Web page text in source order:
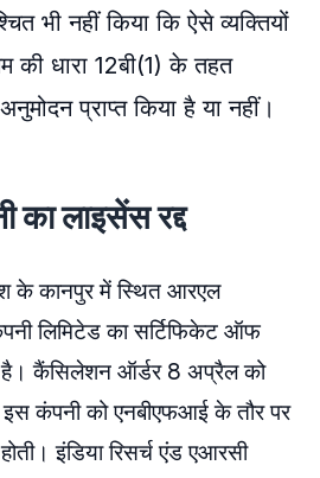
भी नहीं किया कि ऐसे व्यक्तियों
की धारा 12बी(1) के तहत
प्राप्त किया है या नहीं।
लाइसेंस रद्द
के कानपुर में स्थित आरएल
लिमिटेड का सर्टिफिकेट ऑफ
है। कैंसिलेशन ऑर्डर 8 अप्रैल को
इस कंपनी को एनबीएफआई के तौर पर
इंडिया रिसर्च एंड एआरसी